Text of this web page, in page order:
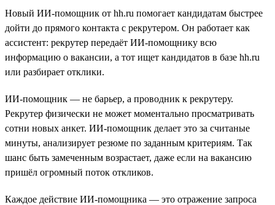
Новый ИИ-помощник от hh.ru помогает кандидатам быстрее
дойти до прямого контакта с рекрутером. Он работает как
ассистент: рекрутер передаёт ИИ-помощнику всю
информацию о вакансии, а тот ищет кандидатов в базе hh.ru
или разбирает отклики.
ИИ-помощник — не барьер, а проводник к рекрутеру.
Рекрутер физически не может моментально просматривать
сотни новых анкет. ИИ-помощник делает это за считаные
минуты, анализирует резюме по заданным критериям. Так
шанс быть замеченным возрастает, даже если на вакансию
пришёл огромный поток откликов.
Каждое действие ИИ-помощника — это отражение запроса